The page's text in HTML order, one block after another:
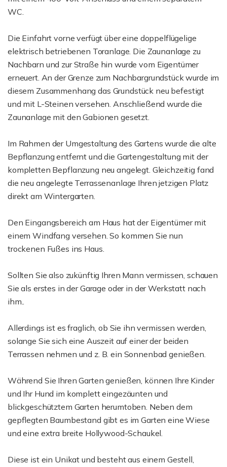
WC.
Die Einfahrt vorne verfügt über eine doppelflügelige
elektrisch betriebenen Toranlage. Die Zaunanlage zu
Nachbarn und zur Straße hin wurde vom Eigentümer
erneuert. An der Grenze zum Nachbargrundstück wurde im
diesem Zusammenhang das Grundstück neu befestigt
und mit L-Steinen versehen. Anschließend wurde die
Zaunanlage mit den Gabionen gesetzt.
Im Rahmen der Umgestaltung des Gartens wurde die alte
Bepflanzung entfernt und die Gartengestaltung mit der
kompletten Bepflanzung neu angelegt. Gleichzeitig fand
die neu angelegte Terrassenanlage Ihren jetzigen Platz
direkt am Wintergarten.
Den Eingangsbereich am Haus hat der Eigentümer mit
einem Windfang versehen. So kommen Sie nun
trockenen Fußes ins Haus.
Sollten Sie also zukünftig Ihren Mann vermissen, schauen
Sie als erstes in der Garage oder in der Werkstatt nach
ihm..
Allerdings ist es fraglich, ob Sie ihn vermissen werden,
solange Sie sich eine Auszeit auf einer der beiden
Terrassen nehmen und z. B. ein Sonnenbad genießen.
Während Sie Ihren Garten genießen, können Ihre Kinder
und Ihr Hund im komplett eingezäunten und
blickgeschütztem Garten herumtoben. Neben dem
gepflegten Baumbestand gibt es im Garten eine Wiese
und eine extra breite Hollywood-Schaukel.
Diese ist ein Unikat und besteht aus einem Gestell,